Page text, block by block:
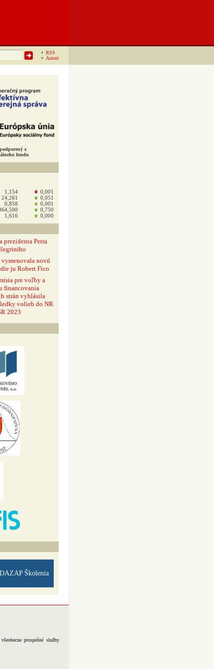
RSS
Autori
z
fondu
1,154
0,001
24,261
0,051
0,858
0,001
0,750
1,616 0,000
prezidenta Petra
vymenovala novú
ju Robert Fico
pre voľby a
financovania
strán vyhlásila
volieb do NR
2023
Školenia
prospešné služby